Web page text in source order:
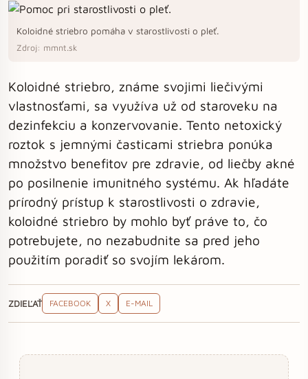
Koloidné striebro pomáha v starostlivosti o pleť.
Zdroj: mmnt.sk
Koloidné striebro, známe svojimi liečivými
vlastnosťami, sa využíva už od staroveku na
dezinfekciu a konzervovanie. Tento netoxický
roztok s jemnými časticami striebra ponúka
množstvo benefitov pre zdravie, od liečby akné
po posilnenie imunitného systému. Ak hľadáte
prírodný prístup k starostlivosti o zdravie,
koloidné striebro by mohlo byť práve to, čo
potrebujete, no nezabudnite sa pred jeho
použitím poradiť so svojím lekárom.
ZDIEĽAŤ FACEBOOK X E-MAIL